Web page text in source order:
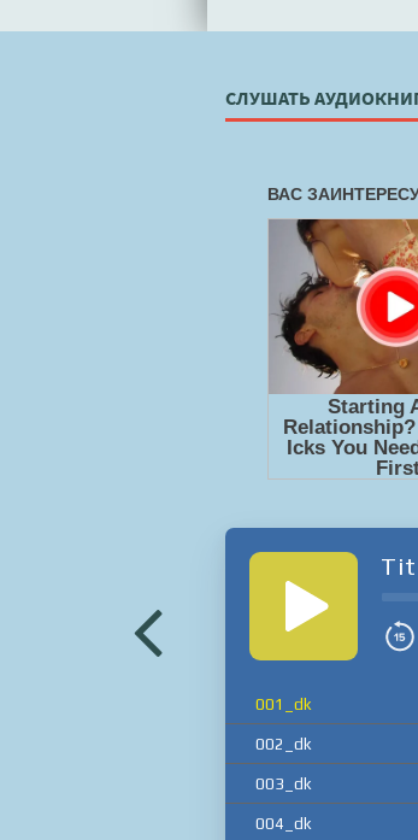
СЛУШАТЬ
001_dk
002_dk
003_dk
004_dk